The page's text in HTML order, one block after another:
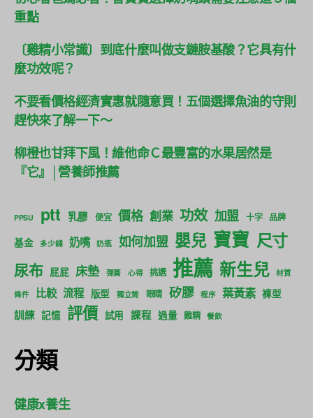
重點
〔雞精小常識〕到底什麼叫做支鏈胺基酸？它具有什
麼功效呢？
不要看價格經濟實惠就隨意買！五個選擇魚油的守則
趕快來了解一下～
柳橙也甘拜下風！維他命Ｃ最豐富的水果居然是
『它』│營養師推薦
PPSU ptt 乳膠 便宜 價格 創業 功效 加盟 十字 品牌
基金 多少錢 奶嘴 奶瓶 如何加盟 嬰兒 寶寶 尺寸
尿布 屁屁 床墊 彈簧 心得 挑選 推薦 新生兒 材質
條件 比較 流程 版型 獨立筒 眼睛 矽膠 程序 葉黃素 褲型
訓練 記憶 評價 試用 課程 過量 雞精 餐飲
分類
健康x養生